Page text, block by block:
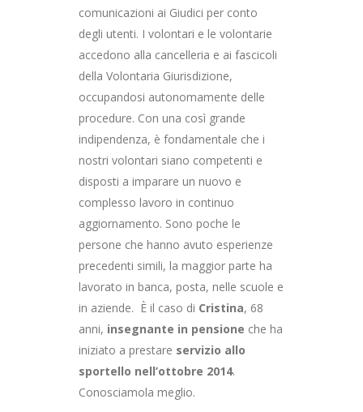
comunicazioni ai Giudici per conto
degli utenti. I volontari e le volontarie
accedono alla cancelleria e ai fascicoli
della Volontaria Giurisdizione,
occupandosi autonomamente delle
procedure. Con una così grande
indipendenza, è fondamentale che i
nostri volontari siano competenti e
disposti a imparare un nuovo e
complesso lavoro in continuo
aggiornamento. Sono poche le
persone che hanno avuto esperienze
precedenti simili, la maggior parte ha
lavorato in banca, posta, nelle scuole e
in aziende. È il caso di Cristina, 68
anni, insegnante in pensione che ha
iniziato a prestare servizio allo
sportello nell’ottobre 2014.
Conosciamola meglio.